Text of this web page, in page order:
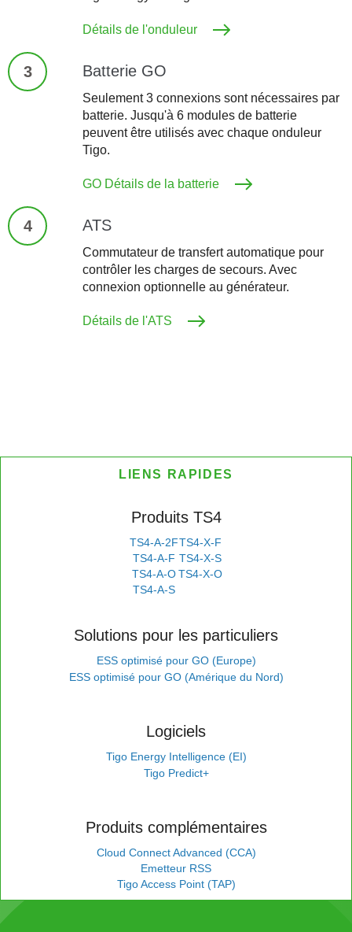
Détails de l'onduleur
3 Batterie GO
Seulement 3 connexions sont nécessaires par
batterie. Jusqu'à 6 modules de batterie
peuvent être utilisés avec chaque onduleur
Tigo.
GO Détails de la batterie
4 ATS
Commutateur de transfert automatique pour
contrôler les charges de secours. Avec
connexion optionnelle au générateur.
Détails de l'ATS
LIENS RAPIDES
Produits TS4
TS4-A-2F
TS4-A-F
TS4-A-O
TS4-A-S
TS4-X-F
TS4-X-S
TS4-X-O
Solutions pour les particuliers
ESS optimisé pour GO (Europe)
ESS optimisé pour GO (Amérique du Nord)
Logiciels
Tigo Energy Intelligence (EI)
Tigo Predict+
Produits complémentaires
Cloud Connect Advanced (CCA)
Emetteur RSS
Tigo Access Point (TAP)